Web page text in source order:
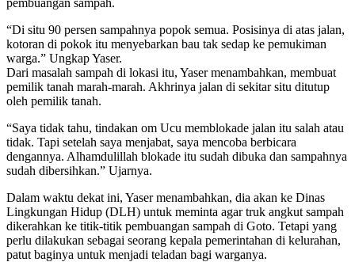
“Di situ 90 persen sampahnya popok semua. Posisinya di atas jalan,
kotoran di pokok itu menyebarkan bau tak sedap ke pemukiman
warga.” Ungkap Yaser.
Dari masalah sampah di lokasi itu, Yaser menambahkan, membuat
pemilik tanah marah-marah. Akhrinya jalan di sekitar situ ditutup
oleh pemilik tanah.
“Saya tidak tahu, tindakan om Ucu memblokade jalan itu salah atau
tidak. Tapi setelah saya menjabat, saya mencoba berbicara
dengannya. Alhamdulillah blokade itu sudah dibuka dan sampahnya
sudah dibersihkan.” Ujarnya.
Dalam waktu dekat ini, Yaser menambahkan, dia akan ke Dinas
Lingkungan Hidup (DLH) untuk meminta agar truk angkut sampah
dikerahkan ke titik-titik pembuangan sampah di Goto. Tetapi yang
perlu dilakukan sebagai seorang kepala pemerintahan di kelurahan,
patut baginya untuk menjadi teladan bagi warganya.